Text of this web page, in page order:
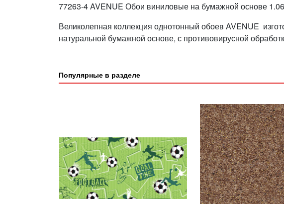
77263-4 AVENUE Обои виниловые на бумажной основе
Великолепная коллекция однотонный обоев AVENUE
натуральной бумажной основе, с противовирусной
Популярные в разделе